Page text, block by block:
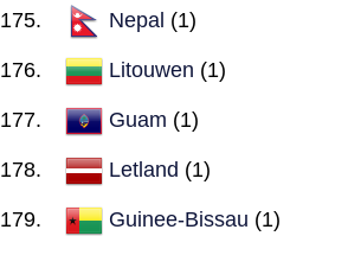
Nepal (1)
Litouwen (1)
Guam (1)
Letland (1)
Guinee-Bissau (1)